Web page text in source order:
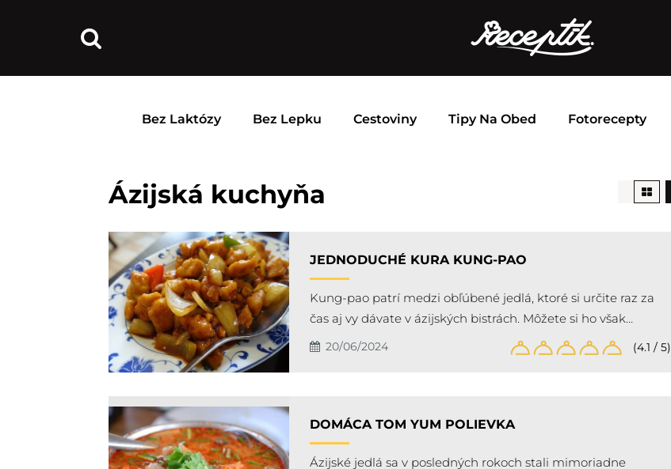
Bez Laktózy Bez Lepku Cestoviny Tipy Na Obed Fotorecepty
Ázijská kuchyňa
JEDNODUCHÉ KURA KUNG-PAO
Kung-pao patrí medzi obľúbené jedlá, ktoré si určite raz za
čas aj vy dávate v ázijských bistrách. Môžete si ho však…
20/06/2024 (4.1 / 5)
DOMÁCA TOM YUM POLIEVKA
Ázijské jedlá sa v posledných rokoch stali mimoriadne